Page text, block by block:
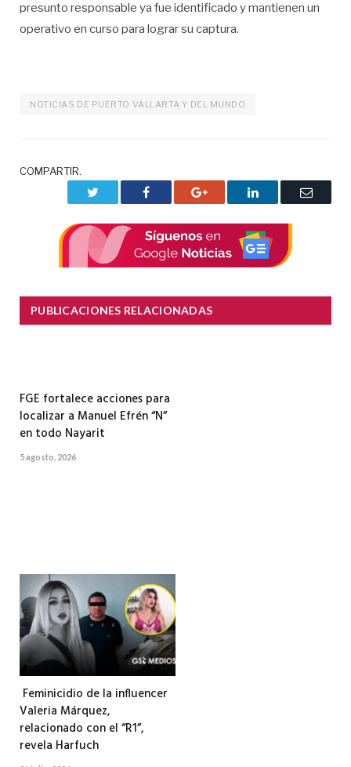
presunto responsable ya fue identificado y mantienen un
operativo en curso para lograr su captura.
NOTICIAS DE PUERTO VALLARTA Y DEL MUNDO
COMPARTIR.
Facebook Google+ LinkedIn
Correo
PUBLICACIONES RELACIONADAS
FGE fortalece acciones para
localizar a Manuel Efrén “N”
en todo Nayarit
5 agosto, 2026
Feminicidio de la influencer
Valeria Márquez,
relacionado con el “R1”,
revela Harfuch